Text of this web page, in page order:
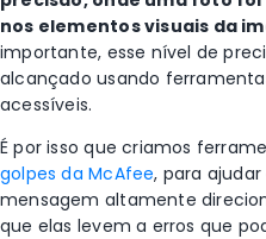
nos elementos visuais da
importante, esse nível de
alcançado usando
acessíveis.
É por isso que criamos
golpes da McAfee, para
mensagem altamente
que elas levem a erros que